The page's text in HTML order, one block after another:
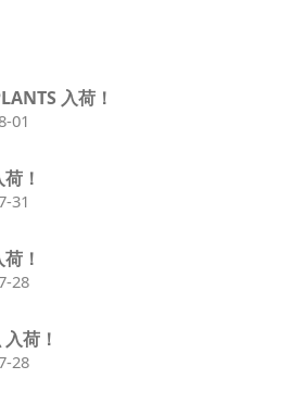
入荷！
01
！
31
！
28
荷！
28